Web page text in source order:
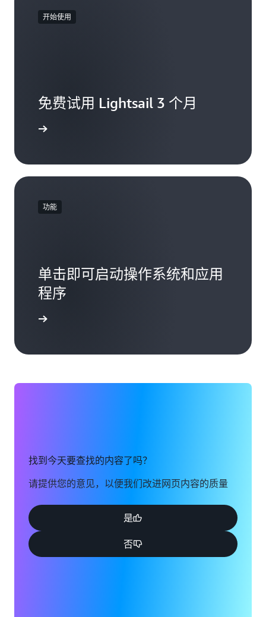
开始使用
免费试用 Lightsail 3 个月
功能
单击即可启动操作系统和应用
程序
找到今天要查找的内容了吗？
请提供您的意见，以便我们改进网页内容的质量
是
否